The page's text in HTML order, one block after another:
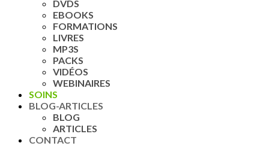
DVDS
EBOOKS
FORMATIONS
LIVRES
MP3S
PACKS
VIDÉOS
WEBINAIRES
SOINS
BLOG-ARTICLES
BLOG
ARTICLES
CONTACT